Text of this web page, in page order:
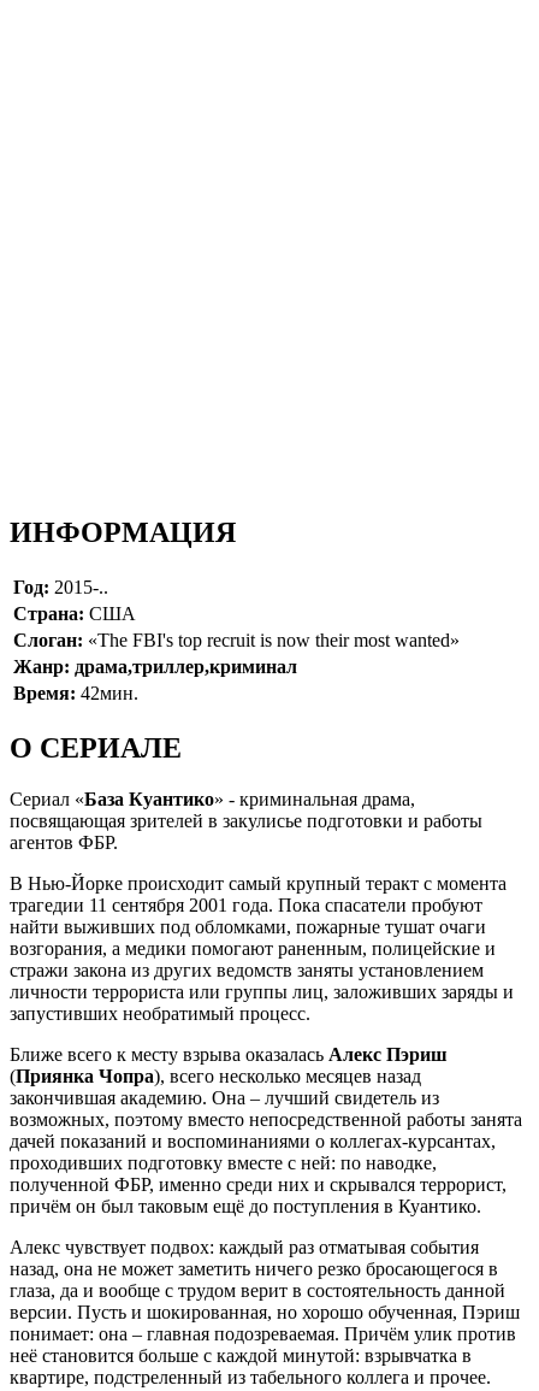
ИНФОРМАЦИЯ
Год: 2015-..
Страна: США
Слоган: «The FBI's top recruit is now their most wanted»
Жанр: драма,триллер,криминал
Время: 42мин.
О СЕРИАЛЕ
Сериал «База Куантико» - криминальная драма,
посвящающая зрителей в закулисье подготовки и работы
агентов ФБР.
В Нью-Йорке происходит самый крупный теракт с момента
трагедии 11 сентября 2001 года. Пока спасатели пробуют
найти выживших под обломками, пожарные тушат очаги
возгорания, а медики помогают раненным, полицейские и
стражи закона из других ведомств заняты установлением
личности террориста или группы лиц, заложивших заряды и
запустивших необратимый процесс.
Ближе всего к месту взрыва оказалась Алекс Пэриш
(Приянка Чопра), всего несколько месяцев назад
закончившая академию. Она – лучший свидетель из
возможных, поэтому вместо непосредственной работы занята
дачей показаний и воспоминаниями о коллегах-курсантах,
проходивших подготовку вместе с ней: по наводке,
полученной ФБР, именно среди них и скрывался террорист,
причём он был таковым ещё до поступления в Куантико.
Алекс чувствует подвох: каждый раз отматывая события
назад, она не может заметить ничего резко бросающегося в
глаза, да и вообще с трудом верит в состоятельность данной
версии. Пусть и шокированная, но хорошо обученная, Пэриш
понимает: она – главная подозреваемая. Причём улик против
неё становится больше с каждой минутой: взрывчатка в
квартире, подстреленный из табельного коллега и прочее.